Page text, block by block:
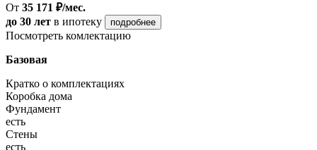
От 35 171 ₽/мес.
до 30 лет в ипотеку подробнее
Посмотреть комлектацию
Базовая
Кратко о комплектациях
Коробка дома
Фундамент
есть
Стены
есть